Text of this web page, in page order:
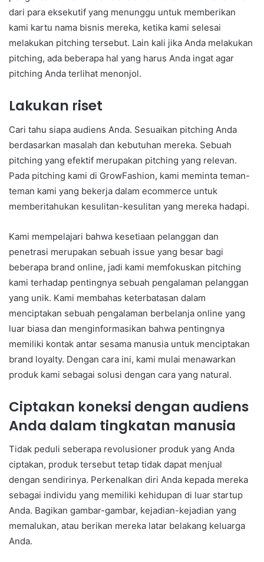
dari para eksekutif yang menunggu untuk memberikan
kami kartu nama bisnis mereka, ketika kami selesai
melakukan pitching tersebut. Lain kali jika Anda melakukan
pitching, ada beberapa hal yang harus Anda ingat agar
pitching Anda terlihat menonjol.
Lakukan riset
Cari tahu siapa audiens Anda. Sesuaikan pitching Anda
berdasarkan masalah dan kebutuhan mereka. Sebuah
pitching yang efektif merupakan pitching yang relevan.
Pada pitching kami di GrowFashion, kami meminta teman-
teman kami yang bekerja dalam ecommerce untuk
memberitahukan kesulitan-kesulitan yang mereka hadapi.
Kami mempelajari bahwa kesetiaan pelanggan dan
penetrasi merupakan sebuah issue yang besar bagi
beberapa brand online, jadi kami memfokuskan pitching
kami terhadap pentingnya sebuah pengalaman pelanggan
yang unik. Kami membahas keterbatasan dalam
menciptakan sebuah pengalaman berbelanja online yang
luar biasa dan menginformasikan bahwa pentingnya
memiliki kontak antar sesama manusia untuk menciptakan
brand loyalty. Dengan cara ini, kami mulai menawarkan
produk kami sebagai solusi dengan cara yang natural.
Ciptakan koneksi dengan audiens
Anda dalam tingkatan manusia
Tidak peduli seberapa revolusioner produk yang Anda
ciptakan, produk tersebut tetap tidak dapat menjual
dengan sendirinya. Perkenalkan diri Anda kepada mereka
sebagai individu yang memiliki kehidupan di luar startup
Anda. Bagikan gambar-gambar, kejadian-kejadian yang
memalukan, atau berikan mereka latar belakang keluarga
Anda.